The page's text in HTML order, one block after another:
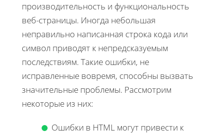
производительность и функциональность
веб-страницы. Иногда небольшая
неправильно написанная строка кода или
символ приводят к непредсказуемым
последствиям. Такие ошибки, не
исправленные вовремя, способны вызвать
значительные проблемы. Рассмотрим
некоторые из них:
Ошибки в HTML могут привести к